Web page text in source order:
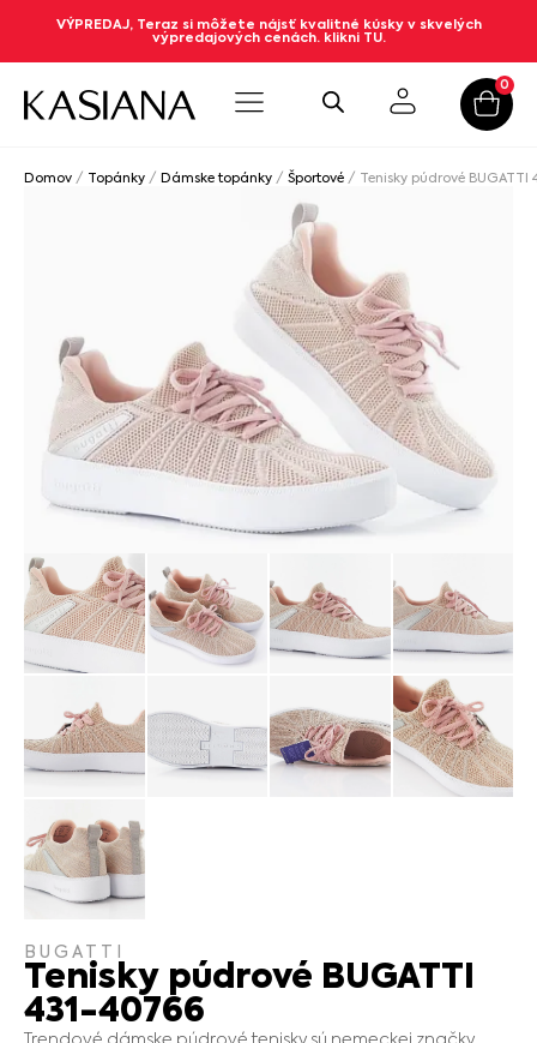
VÝPREDAJ, Teraz si môžete nájsť kvalitné kúsky v skvelých
výpredajových cenách. klikni TU.
0
Domov / Topánky / Dámske topánky / Športové / Tenisky púdrové BUGATTI
BUGATTI
Tenisky púdrové BUGATTI
431-40766